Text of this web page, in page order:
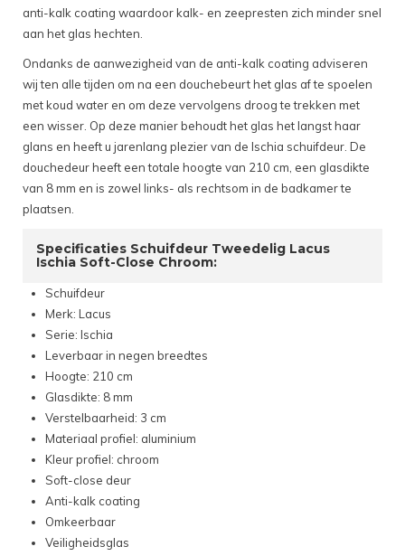
anti-kalk coating waardoor kalk- en zeepresten zich minder snel
aan het glas hechten.
Ondanks de aanwezigheid van de anti-kalk coating adviseren
wij ten alle tijden om na een douchebeurt het glas af te spoelen
met koud water en om deze vervolgens droog te trekken met
een wisser. Op deze manier behoudt het glas het langst haar
glans en heeft u jarenlang plezier van de Ischia schuifdeur. De
douchedeur heeft een totale hoogte van 210 cm, een glasdikte
van 8 mm en is zowel links- als rechtsom in de badkamer te
plaatsen.
Specificaties Schuifdeur Tweedelig Lacus
Ischia Soft-Close Chroom:
Schuifdeur
Merk: Lacus
Serie: Ischia
Leverbaar in negen breedtes
Hoogte: 210 cm
Glasdikte: 8 mm
Verstelbaarheid: 3 cm
Materiaal profiel: aluminium
Kleur profiel: chroom
Soft-close deur
Anti-kalk coating
Omkeerbaar
Veiligheidsglas